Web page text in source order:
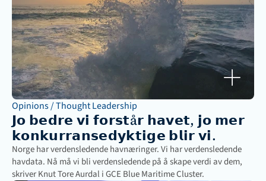
Opinions / Thought Leadership
𝗝𝗼 𝗯𝗲𝗱𝗿𝗲 𝘃𝗶 𝗳𝗼𝗿𝘀𝘁å𝗿 𝗵𝗮𝘃𝗲𝘁, 𝗷𝗼 𝗺𝗲𝗿
𝗸𝗼𝗻𝗸𝘂𝗿𝗿𝗮𝗻𝘀𝗲𝗱𝘆𝗸𝘁𝗶𝗴𝗲 𝗯𝗹𝗶𝗿 𝘃𝗶.
Norge har verdensledende havnæringer. Vi har verdensledende
havdata. Nå må vi bli verdensledende på å skape verdi av dem,
skriver Knut Tore Aurdal i GCE Blue Maritime Cluster.